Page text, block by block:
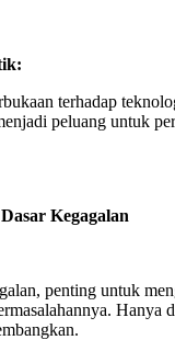
terhadap
peluang untuk
Kegagalan
penting untuk
Hanya